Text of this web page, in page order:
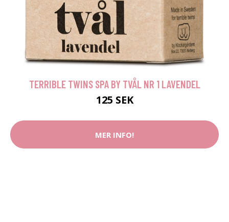
TERRIBLE TWINS SPA BY TVÅL NR 1 LAVENDEL
125 SEK
MER INFO!